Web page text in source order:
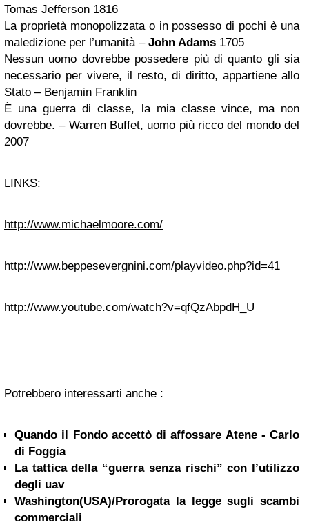
Tomas Jefferson 1816
La proprietà monopolizzata o in possesso di pochi è una
maledizione per l’umanità – John Adams 1705
Nessun uomo dovrebbe possedere più di quanto gli sia
necessario per vivere, il resto, di diritto, appartiene allo
Stato – Benjamin Franklin
È una guerra di classe, la mia classe vince, ma non
dovrebbe. – Warren Buffet, uomo più ricco del mondo del
2007
LINKS:
http://www.michaelmoore.com/
http://www.beppesevergnini.com/playvideo.php?id=41
http://www.youtube.com/watch?v=qfQzAbpdH_U
Potrebbero interessarti anche :
Quando il Fondo accettò di affossare Atene - Carlo
di Foggia
La tattica della “guerra senza rischi” con l’utilizzo
degli uav
Washington(USA)/Prorogata la legge sugli scambi
commerciali